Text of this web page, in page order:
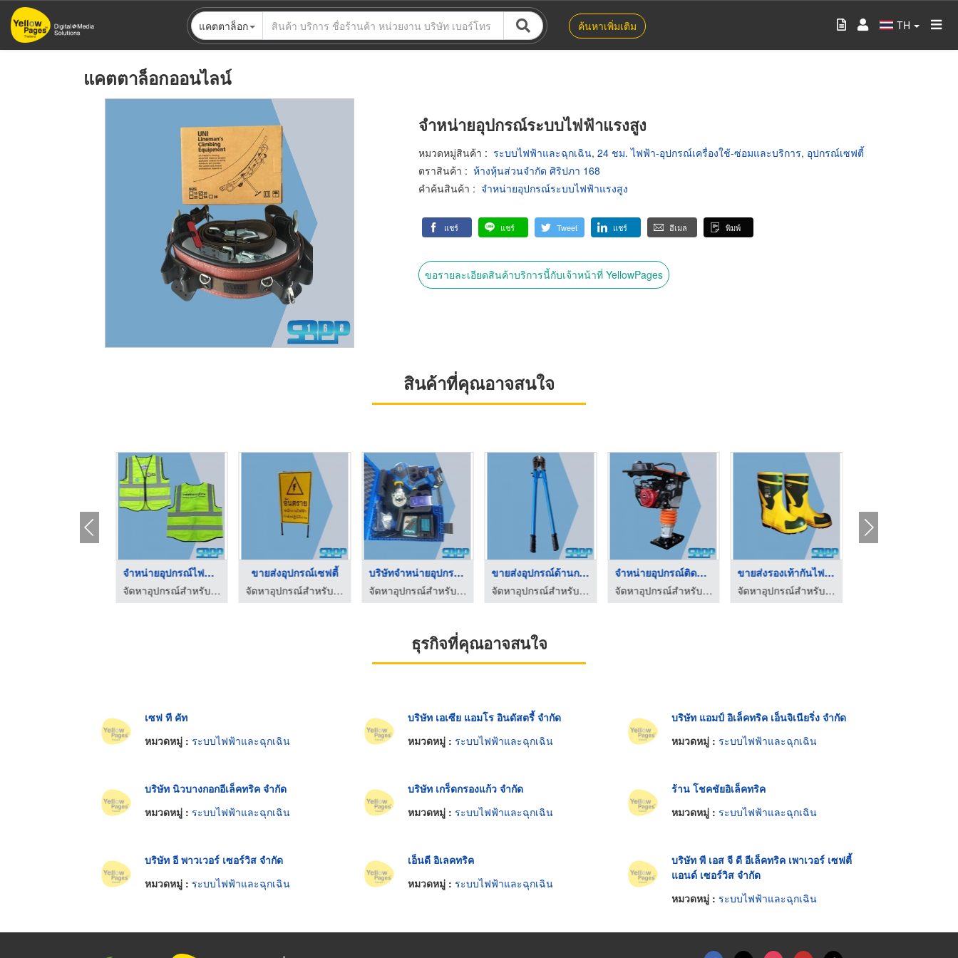
ข้าม
ไป
แคตตาล็อก ค้นหาเพิ่มเติม TH
แคตตาล็อกออนไลน์
จำหน่ายอุปกรณ์ระบบไฟฟ้าแรงสูง
หมวดหมู่สินค้า : ระบบไฟฟ้าและฉุกเฉิน, 24 ชม. ไฟฟ้า-อุปกรณ์เครื่องใช้-ซ่อมและบริการ, อุปกรณ์เซฟตี้
ตราสินค้า : ห้างหุ้นส่วนจำกัด ศิริปภา 168
คำค้นสินค้า : จำหน่ายอุปกรณ์ระบบไฟฟ้าแรงสูง
แชร์ แชร์ Tweet แชร์ อีเมล พิมพ์
ขอรายละเอียดสินค้าบริการนี้กับเจ้าหน้าที่ YellowPages
สินค้าที่คุณอาจสนใจ
บริษัทจำหน่ายอุปกรณ์ ...
จัดหาอุปกรณ์สำหรับระบบไฟฟ้าแรงสูง
ขายส่งอุปกรณ์ด้านการ ...
จัดหาอุปกรณ์สำหรับระบบไฟฟ้าแรงสูง
จำหน่ายอุปกรณ์ติดตั้ ...
จัดหาอุปกรณ์สำหรับระบบไฟฟ้าแรงสูง
ขายส่งรองเท้ากันไฟฟ้ ...
จัดหาอุปกรณ์สำหรับระบบไฟฟ้าแรงสูง
จำหน่ายอุปกรณ์เกี่ยว ...
จัดหาอุปกรณ์สำหรับระบบไฟฟ้าแรงสูง
ขายท่อร้อยสายไฟ ราคา ...
ขายส่งอุปกรณ์ไฟฟ้า พัทยา ชลบุรี - พรชัยการไฟฟ้า
ธุรกิจที่คุณอาจสนใจ
เซฟ ที คัท
หมวดหมู่ : ระบบไฟฟ้าและฉุกเฉิน
บริษัท เอเซีย แอมโร อินดัสตรี้ จำกัด
หมวดหมู่ :ระบบไฟฟ้าและฉุกเฉิน
บริษัท แอมป์ อิเล็คทริค เอ็นจิเนียริ่ง จำกัด
หมวดหมู่ : ระบบไฟฟ้าและฉุกเฉิน
บริษัท นิวบางกอกอีเล็คทริค จำกัด
หมวดหมู่ : ระบบไฟฟ้าและฉุกเฉิน
บริษัท เกร็ดกรองแก้ว จำกัด
หมวดหมู่ :ระบบไฟฟ้าและฉุกเฉิน
ร้าน โชคชัยอิเล็คทริค
หมวดหมู่ : ระบบไฟฟ้าและฉุกเฉิน
บริษัท อี พาวเวอร์ เซอร์วิส จำกัด
หมวดหมู่ : ระบบไฟฟ้าและฉุกเฉิน
เอ็นดี อิเลคทริค
หมวดหมู่ :ระบบไฟฟ้าและฉุกเฉิน
บริษัท พี เอส จี ดี อีเล็คทริค เพาเวอร์ เซฟตี้
แอนด์ เซอร์วิส จำกัด
หมวดหมู่ : ระบบไฟฟ้าและฉุกเฉิน